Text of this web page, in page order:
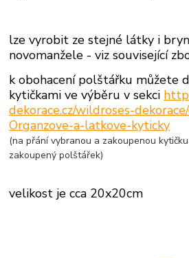
lze vyrobit ze stejné látky i
novomanžele - viz související
k obohacení polštářku můžete
kytičkami ve výběru v sekci
dekorace.cz/wildroses-
Organzove-a-latkove-kyticky
(na přání vybranou a zakoupenou
zakoupený polštářek)
velikost je cca 20x20cm